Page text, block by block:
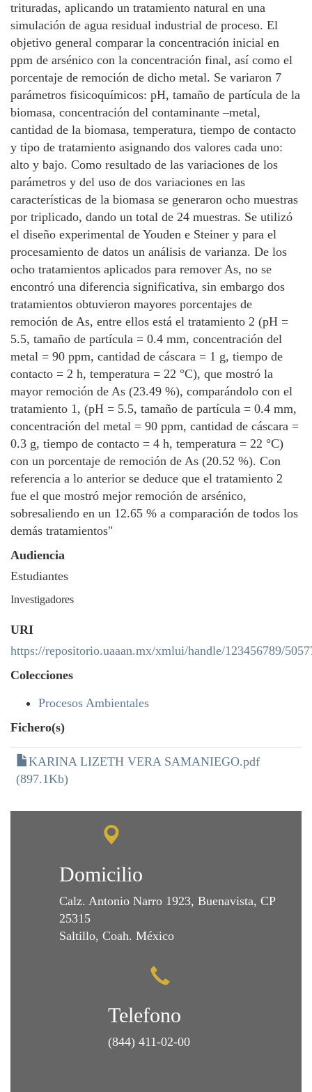
trituradas, aplicando un tratamiento natural en una
simulación de agua residual industrial de proceso. El
objetivo general comparar la concentración inicial en
ppm de arsénico con la concentración final, así como el
porcentaje de remoción de dicho metal. Se variaron 7
parámetros fisicoquímicos: pH, tamaño de partícula de la
biomasa, concentración del contaminante –metal,
cantidad de la biomasa, temperatura, tiempo de contacto
y tipo de tratamiento asignando dos valores cada uno:
alto y bajo. Como resultado de las variaciones de los
parámetros y del uso de dos variaciones en las
características de la biomasa se generaron ocho muestras
por triplicado, dando un total de 24 muestras. Se utilizó
el diseño experimental de Youden e Steiner y para el
procesamiento de datos un análisis de varianza. De los
ocho tratamientos aplicados para remover As, no se
encontró una diferencia significativa, sin embargo dos
tratamientos obtuvieron mayores porcentajes de
remoción de As, entre ellos está el tratamiento 2 (pH =
5.5, tamaño de partícula = 0.4 mm, concentración del
metal = 90 ppm, cantidad de cáscara = 1 g, tiempo de
contacto = 2 h, temperatura = 22 °C), que mostró la
mayor remoción de As (23.49 %), comparándolo con el
tratamiento 1, (pH = 5.5, tamaño de partícula = 0.4 mm,
concentración del metal = 90 ppm, cantidad de cáscara =
0.3 g, tiempo de contacto = 4 h, temperatura = 22 °C)
con un porcentaje de remoción de As (20.52 %). Con
referencia a lo anterior se deduce que el tratamiento 2
fue el que mostró mejor remoción de arsénico,
sobresaliendo en un 12.65 % a comparación de todos los
demás tratamientos"
Audiencia
Estudiantes
Investigadores
URI
https://repositorio.uaaan.mx/xmlui/handle/123456789/
Colecciones
Procesos Ambientales
Fichero(s)
KARINA LIZETH VERA SAMANIEGO.pdf
(897.1Kb)
Domicilio
Calz. Antonio Narro 1923, Buenavista, CP
25315
Saltillo, Coah. México
Telefono
(844) 411-02-00